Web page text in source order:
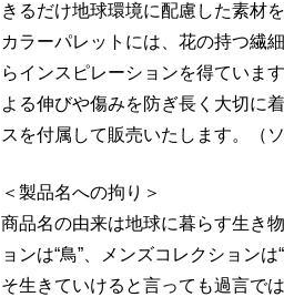
きるだけ地球環境に配慮した素材
カラーパレットには、花の持つ繊
らインスピレーションを得ていま
よる伸びや傷みを防ぎ長く大切に
スを付属して販売いたします。（
＜製品名への拘り＞
商品名の由来は地球に暮らす生き
ョンは“鳥”、メンズコレクション
そ生きていけると言っても過言では